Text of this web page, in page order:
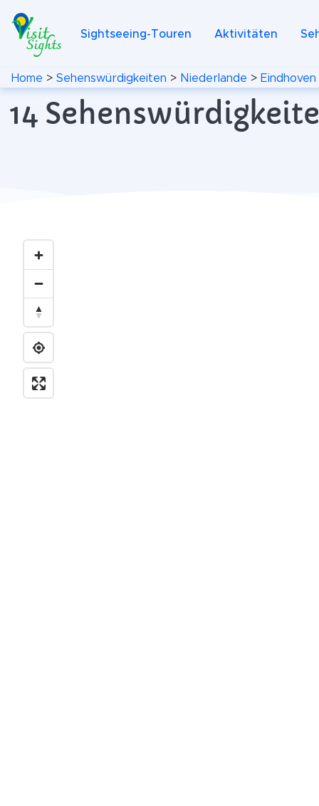
Sightseeing-Touren Aktivitäten
Home > Sehenswürdigkeiten > Niederlande > Eindhoven
14